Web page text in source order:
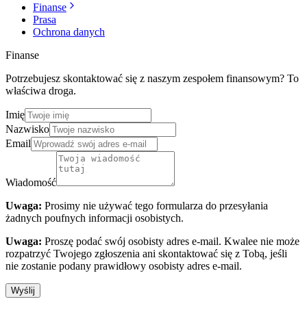
Finanse
Prasa
Ochrona danych
Finanse
Potrzebujesz skontaktować się z naszym zespołem finansowym? To
właściwa droga.
Imię
Nazwisko
Email
Wiadomość
Uwaga: Prosimy nie używać tego formularza do przesyłania
żadnych poufnych informacji osobistych.
Uwaga: Proszę podać swój osobisty adres e-mail. Kwalee nie może
rozpatrzyć Twojego zgłoszenia ani skontaktować się z Tobą, jeśli
nie zostanie podany prawidłowy osobisty adres e-mail.
Wyślij